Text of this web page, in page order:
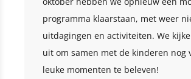
programma klaarstaan, met weer
uitdagingen en activiteiten. We
uit om samen met de kinderen nog
leuke momenten te beleven!